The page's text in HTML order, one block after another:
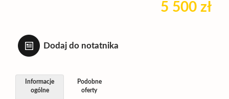
5 500 zł
Dodaj do notatnika
Informacje
ogólne
Podobne
oferty